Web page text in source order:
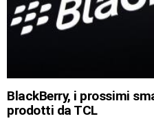
BlackBerry, i prossimi
prodotti da TCL